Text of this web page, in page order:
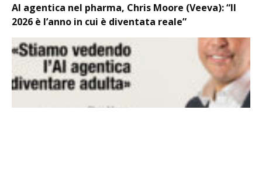
AI agentica nel pharma, Chris Moore (Veeva): “Il
2026 è l’anno in cui è diventata reale”